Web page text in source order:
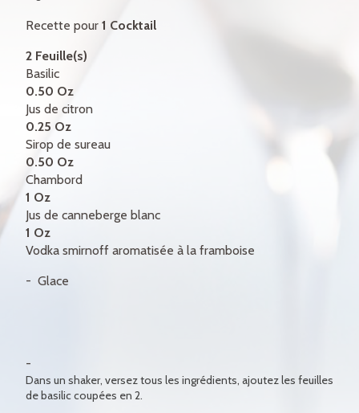
ENGLISH
Recette pour 1 Cocktail
2 Feuille(s)
Basilic
0.50 Oz
Jus de citron
0.25 Oz
Sirop de sureau
0.50 Oz
Chambord
1 Oz
Jus de canneberge blanc
1 Oz
Vodka smirnoff aromatisée à la framboise
Glace
Dans un shaker, versez tous les ingrédients, ajoutez les feuilles
de basilic coupées en 2.